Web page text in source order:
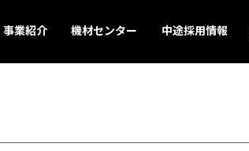
事業紹介 機材センター 中途採用情報